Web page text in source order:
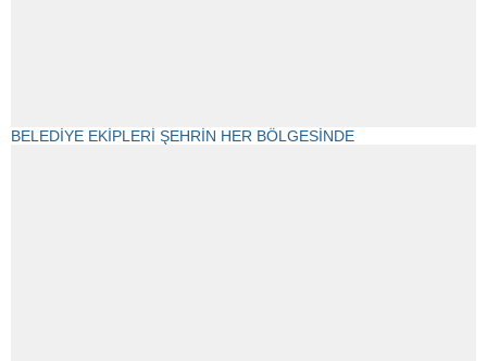
BELEDİYE EKİPLERİ ŞEHRİN HER BÖLGESİNDE